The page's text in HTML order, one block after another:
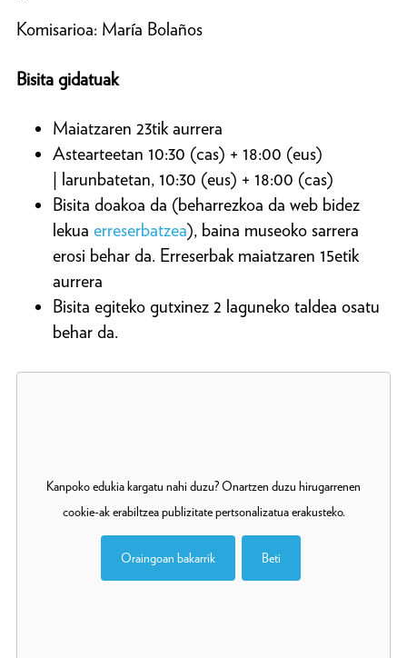
Komisarioa: María Bolaños
Bisita gidatuak
Maiatzaren 23tik aurrera
Astearteetan 10:30 (cas) + 18:00 (eus)
| larunbatetan, 10:30 (eus) + 18:00 (cas)
Bisita doakoa da (beharrezkoa da web bidez
lekua erreserbatzea), baina museoko sarrera
erosi behar da. Erreserbak maiatzaren 15etik
aurrera
Bisita egiteko gutxinez 2 laguneko taldea osatu
behar da.
Kanpoko edukia kargatu nahi duzu? Onartzen duzu hirugarrenen
cookie-ak erabiltzea publizitate pertsonalizatua erakusteko.
Oraingoan bakarrik Beti